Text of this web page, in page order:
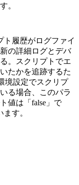
。
ト履歴がログファイ
の詳細ログとデバ
。スクリプトでエ
たかを追跡するた
境設定でスクリプ
る場合、このパラ
値は「false」で
す。